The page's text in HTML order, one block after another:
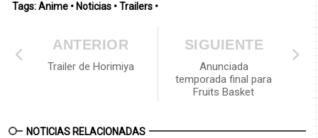
Tags:Anime • Noticias •Trailers •
SIGUIENTE
Anunciada
temporada final para
Fruits Basket
ANTERIOR
Trailer de Horimiya
NOTICIAS RELACIONADAS